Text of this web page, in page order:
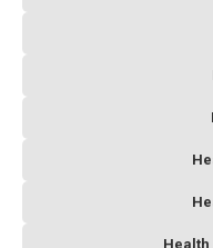
Health